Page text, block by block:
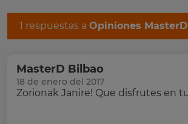
1 respuestas a Opiniones
MasterD Bilbao
18 de enero del 2017
Zorionak Janire! Que disfrutes en